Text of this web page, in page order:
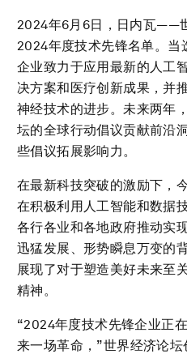
2024年6月6日，日内瓦——
2024年度技术先锋名单。当
企业致力于应用最新的人工
决方案和医疗创新成果，并
神经技术的进步。未来两年
坛的全球行动倡议贡献前沿
些倡议拓展影响力。
在最新科技突破的激励下，
在积极利用人工智能和数据
各行各业和各地政府推动实
迅猛发展、形势瞬息万变的
展现了对于塑造美好未来至
精神。
“2024年度技术先锋企业正
来一场革命，”世界经济论